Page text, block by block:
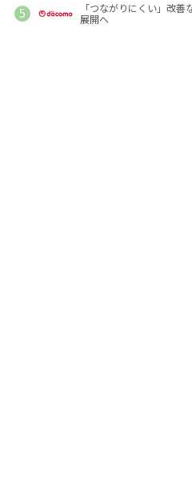
「つながりにくい」改
展開へ